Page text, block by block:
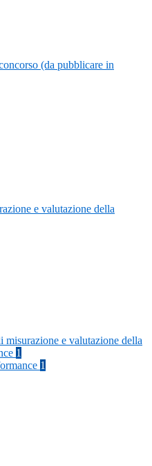
(da pubblicare in
e valutazione della
misurazione e valutazione della
1
1